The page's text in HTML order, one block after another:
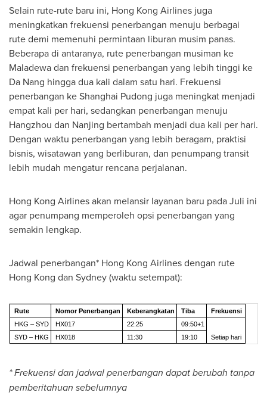
Selain rute-rute baru ini, Hong Kong Airlines juga
meningkatkan frekuensi penerbangan menuju berbagai
rute demi memenuhi permintaan liburan musim panas.
Beberapa di antaranya, rute penerbangan musiman ke
Maladewa dan frekuensi penerbangan yang lebih tinggi ke
Da Nang hingga dua kali dalam satu hari. Frekuensi
penerbangan ke Shanghai Pudong juga meningkat menjadi
empat kali per hari, sedangkan penerbangan menuju
Hangzhou dan Nanjing bertambah menjadi dua kali per hari.
Dengan waktu penerbangan yang lebih beragam, praktisi
bisnis, wisatawan yang berliburan, dan penumpang transit
lebih mudah mengatur rencana perjalanan.
Hong Kong Airlines akan melansir layanan baru pada Juli ini
agar penumpang memperoleh opsi penerbangan yang
semakin lengkap.
Jadwal penerbangan* Hong Kong Airlines dengan rute
Hong Kong dan Sydney (waktu setempat):
Rute Nomor Penerbangan Keberangkatan Tiba
Frekuensi
HKG – SYD
HX017 22:25
09:50+1
Setiap hari
SYD – HKG HX018 11:30 19:10
* Frekuensi dan jadwal penerbangan dapat berubah tanpa
pemberitahuan sebelumnya